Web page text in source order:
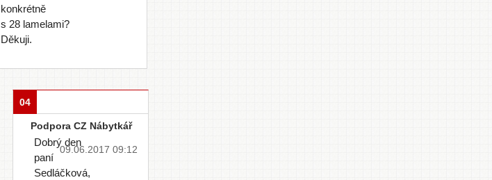
konkrétně
s 28 lamelami?
Děkuji.
04
Podpora CZ Nábytkář
09.06.2017 09:12
Dobrý den
paní
Sedláčková,